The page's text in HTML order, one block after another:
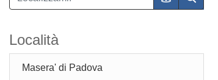
Località
Masera' di Padova